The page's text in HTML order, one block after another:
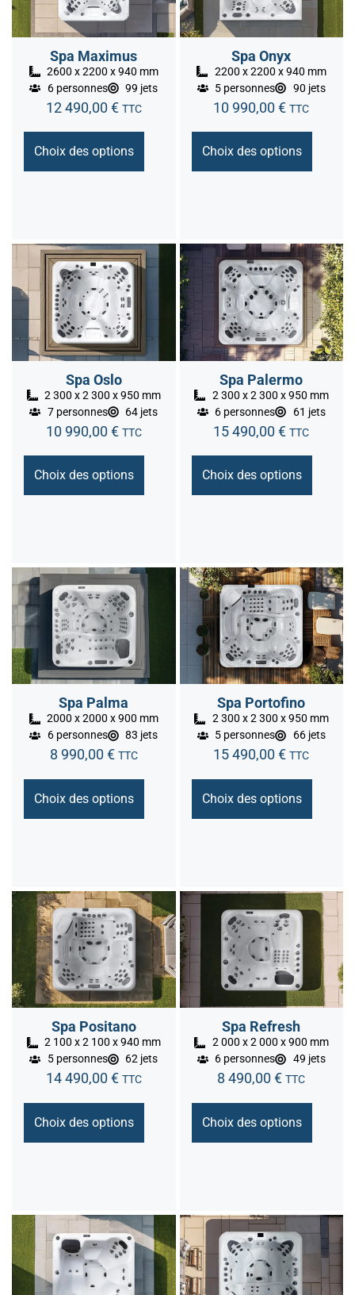
Spa Maximus
2600 x 2200 x 940 mm
6 personnes
99 jets
12 490,00 € TTC
Choix des options
Spa Onyx
2200 x 2200 x 940 mm
5 personnes
90 jets
10 990,00€ TTC
Choix des options
Spa Oslo
2 300 x 2 300 x 950 mm
7 personnes
64 jets
10 990,00 € TTC
Choix des options
Spa Palermo
2 300 x 2 300 x 950 mm
6 personnes
61 jets
15 490,00€ TTC
Choix des options
Spa Palma
2000 x 2000 x 900 mm
6 personnes
83 jets
8 990,00 € TTC
Choix des options
Spa Portofino
2 300 x 2 300 x 950 mm
5 personnes
66 jets
15 490,00€ TTC
Choix des options
Spa Positano
2 100 x 2 100 x 940 mm
5 personnes
62 jets
14 490,00 € TTC
Choix des options
Spa Refresh
2 000 x 2 000 x 900 mm
6 personnes
49 jets
8 490,00€ TTC
Choix des options